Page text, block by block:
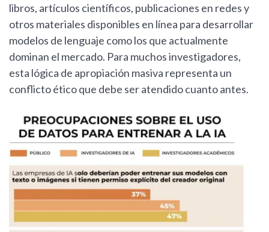
libros, artículos científicos, publicaciones en redes y
otros materiales disponibles en línea para desarrollar
modelos de lenguaje como los que actualmente
dominan el mercado. Para muchos investigadores,
esta lógica de apropiación masiva representa un
conflicto ético que debe ser atendido cuanto antes.